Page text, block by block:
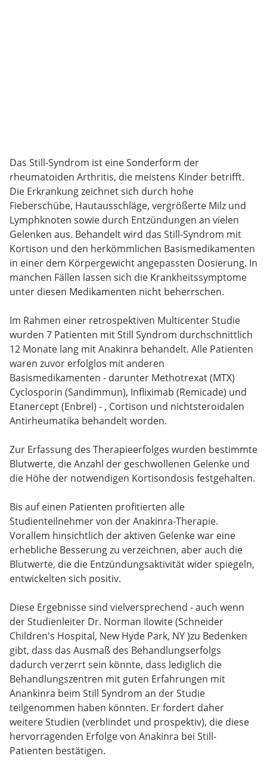
Das Still-Syndrom ist eine Sonderform der
rheumatoiden Arthritis, die meistens Kinder betrifft.
Die Erkrankung zeichnet sich durch hohe
Fieberschübe, Hautausschläge, vergrößerte Milz und
Lymphknoten sowie durch Entzündungen an vielen
Gelenken aus. Behandelt wird das Still-Syndrom mit
Kortison und den herkömmlichen Basismedikamenten
in einer dem Körpergewicht angepassten Dosierung. In
manchen Fällen lassen sich die Krankheitssymptome
unter diesen Medikamenten nicht beherrschen.
Im Rahmen einer retrospektiven Multicenter Studie
wurden 7 Patienten mit Still Syndrom durchschnittlich
12 Monate lang mit Anakinra behandelt. Alle Patienten
waren zuvor erfolglos mit anderen
Basismedikamenten - darunter Methotrexat (MTX)
Cyclosporin (Sandimmun), Infliximab (Remicade) und
Etanercept (Enbrel) - , Cortison und nichtsteroidalen
Antirheumatika behandelt worden.
Zur Erfassung des Therapieerfolges wurden bestimmte
Blutwerte, die Anzahl der geschwollenen Gelenke und
die Höhe der notwendigen Kortisondosis festgehalten.
Bis auf einen Patienten profitierten alle
Studienteilnehmer von der Anakinra-Therapie.
Vorallem hinsichtlich der aktiven Gelenke war eine
erhebliche Besserung zu verzeichnen, aber auch die
Blutwerte, die die Entzündungsaktivität wider spiegeln,
entwickelten sich positiv.
Diese Ergebnisse sind vielversprechend - auch wenn
der Studienleiter Dr. Norman Ilowite (Schneider
Children's Hospital, New Hyde Park, NY )zu Bedenken
gibt, dass das Ausmaß des Behandlungserfolgs
dadurch verzerrt sein könnte, dass lediglich die
Behandlungszentren mit guten Erfahrungen mit
Anankinra beim Still Syndrom an der Studie
teilgenommen haben könnten. Er fordert daher
weitere Studien (verblindet und prospektiv), die diese
hervorragenden Erfolge von Anakinra bei Still-
Patienten bestätigen.